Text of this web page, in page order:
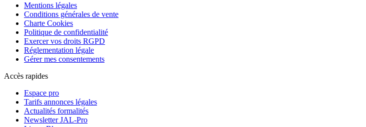
Mentions légales
Conditions générales de vente
Charte Cookies
Politique de confidentialité
Exercer vos droits RGPD
Réglementation légale
Gérer mes consentements
Accès rapides
Espace pro
Tarifs annonces légales
Actualités formalités
Newsletter JAL-Pro